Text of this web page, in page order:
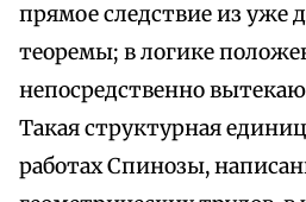
прямое следствие из уже
теоремы; в логике
непосредственно
Такая структурная
работах Спинозы,